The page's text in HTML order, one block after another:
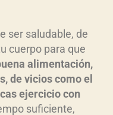
ser saludable, de
cuerpo para que
alimentación,
de vicios como el
ejercicio con
suficiente,